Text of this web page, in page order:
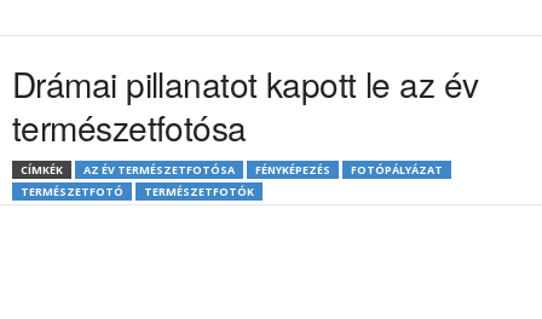
Drámai pillanatot kapott le az év
természetfotósa
CÍMKÉK AZ ÉV TERMÉSZETFOTÓSA FÉNYKÉPEZÉS
FOTÓPÁLYÁZAT
TERMÉSZETFOTÓ
TERMÉSZETFOTÓK